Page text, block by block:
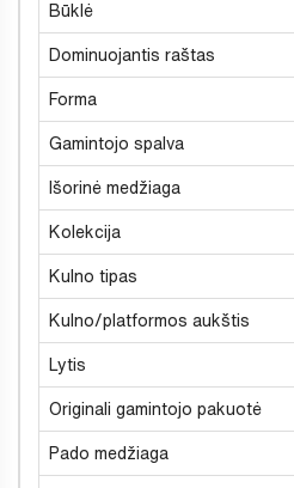
Būklė
Dominuojantis raštas
Forma
Gamintojo spalva
Išorinė medžiaga
Kolekcija
Kulno tipas
Kulno/platformos aukštis
Lytis
Originali gamintojo pakuotė
Pado medžiaga